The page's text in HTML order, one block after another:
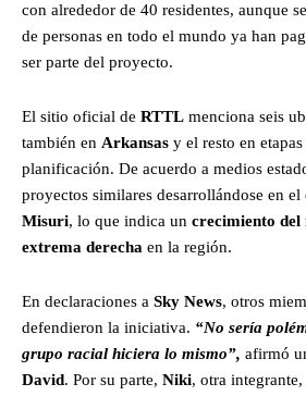
con alrededor de 40 residentes, aunque
de personas en todo el mundo ya han
ser parte del proyecto.
El sitio oficial de RTTL menciona seis
también en Arkansas y el resto en
planificación. De acuerdo a medios
proyectos similares desarrollándose en el
Misuri, lo que indica un crecimiento del
extrema derecha en la región.
En declaraciones a Sky News, otros
defendieron la iniciativa. “No sería
grupo racial hiciera lo mismo”, afirmó
David. Por su parte, Niki, otra